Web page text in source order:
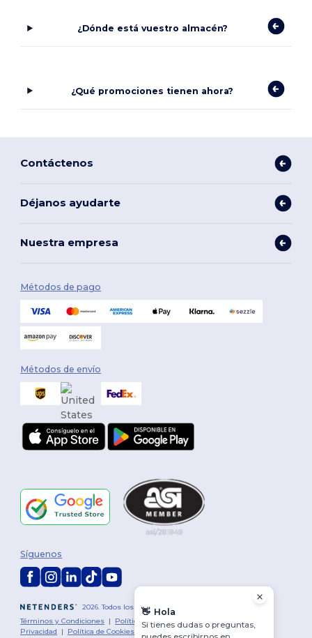
¿Dónde está vuestro almacén?
¿Qué promociones tienen ahora?
Contáctenos
Déjanos ayudarte
Nuestra empresa
Métodos de pago
Métodos de envío
2026. Todos los derechos reservados
Términos y Condiciones | Política de personalización
Política de
Privacidad | Política de Cookies
Síguenos
👋 Hola
Si tienes dudas o preguntas,